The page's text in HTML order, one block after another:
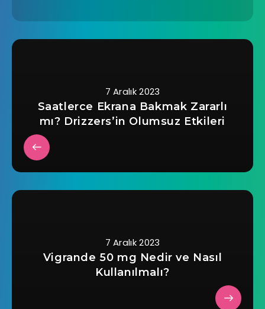
7 Aralık 2023
Saatlerce Ekrana Bakmak Zararlı
mı? Drizzers’in Olumsuz Etkileri
7 Aralık 2023
Vigrande 50 mg Nedir ve Nasıl
Kullanılmalı?